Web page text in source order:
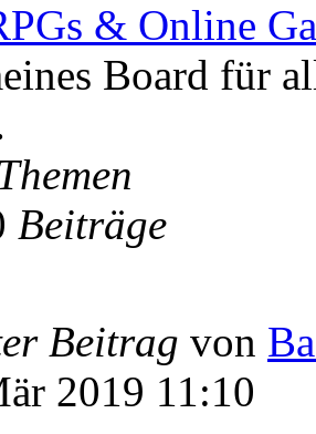
& Online
Board für
Beiträge
Beitrag von
2019 11:10